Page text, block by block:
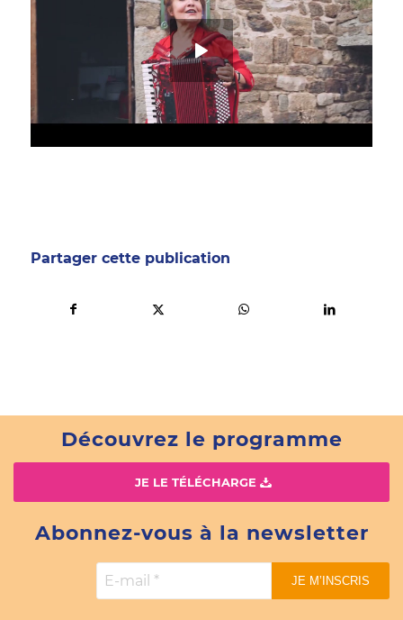
Partager cette publication
Découvrez le programme
JE LE TÉLÉCHARGE
Abonnez-vous à la newsletter